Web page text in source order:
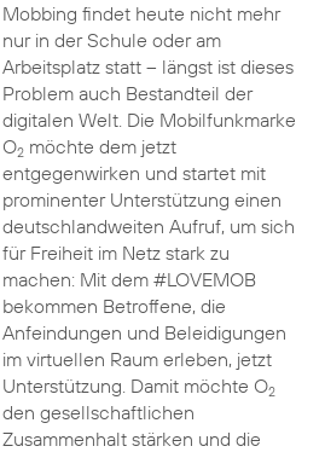
Mobbing findet heute nicht mehr
nur in der Schule oder am
Arbeitsplatz statt – längst ist dieses
Problem auch Bestandteil der
digitalen Welt. Die Mobilfunkmarke
O2möchte dem jetzt
entgegenwirken und startet mit
prominenter Unterstützung einen
deutschlandweiten Aufruf, um sich
für Freiheit im Netz stark zu
machen: Mit dem #LOVEMOB
bekommen Betroffene, die
Anfeindungen und Beleidigungen
im virtuellen Raum erleben, jetzt
Unterstützung. Damit möchte O2
den gesellschaftlichen
Zusammenhalt stärken und die